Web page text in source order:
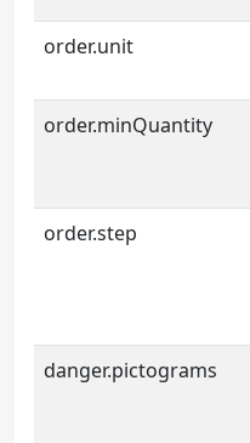
order.unit
order.minQuantity
order.step
danger.pictograms